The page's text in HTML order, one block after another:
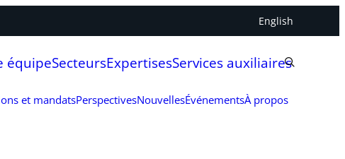
English
équipeSecteursExpertisesServices auxiliaires
et mandatsPerspectivesNouvellesÉvénementsÀ propos